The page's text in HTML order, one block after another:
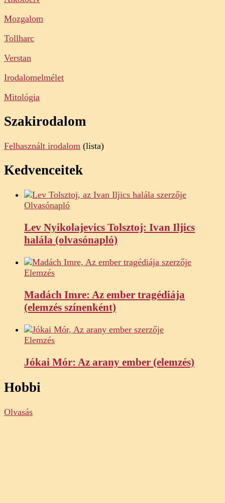
Mozgalom
Tollharc
Verstan
Irodalomelmélet
Mitológia
Szakirodalom
Felhasznált irodalom (lista)
Kedvenceitek
Olvasónapló
Lev Nyikolajevics Tolsztoj: Ivan Iljics
halála (olvasónapló)
Elemzés
Madách Imre: Az ember tragédiája
(elemzés színenként)
Elemzés
Jókai Mór: Az arany ember (elemzés)
Hobbi
Olvasás